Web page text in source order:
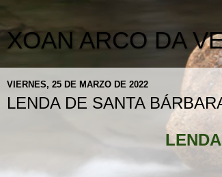
XOAN ARCO DA
VIERNES, 25 DE MARZO DE 2022
LENDA DE SANTA